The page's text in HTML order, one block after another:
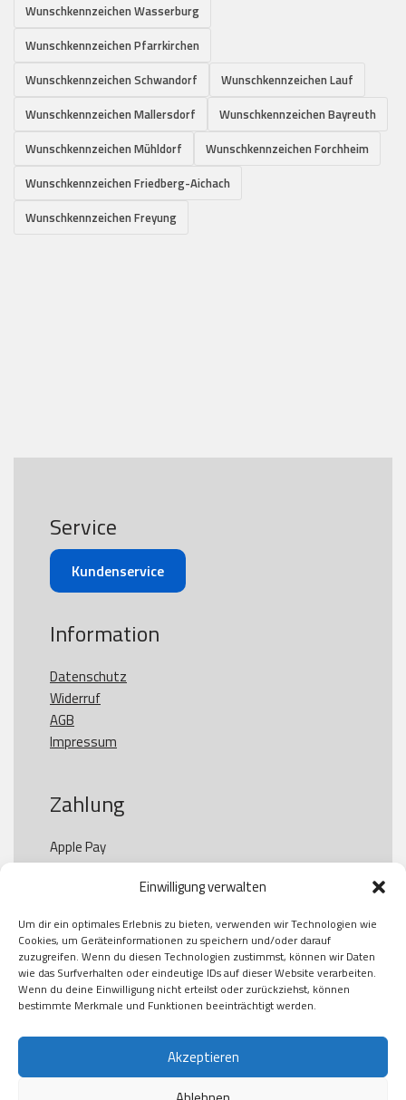
Einwilligung verwalten
Um dir ein optimales Erlebnis zu bieten, verwenden wir Technologien wie
Cookies, um Geräteinformationen zu speichern und/oder darauf
zuzugreifen. Wenn du diesen Technologien zustimmst, können wir Daten
wie das Surfverhalten oder eindeutige IDs auf dieser Website verarbeiten.
Wenn du deine Einwilligung nicht erteilst oder zurückziehst, können
bestimmte Merkmale und Funktionen beeinträchtigt werden.
Akzeptieren
Wunschkennzeichen Wasserburg
Wunschkennzeichen Pfarrkirchen
Wunschkennzeichen Schwandorf
Wunschkennzeichen Lauf
Wunschkennzeichen Mallersdorf
Wunschkennzeichen Bayreuth
Wunschkennzeichen Mühldorf
Wunschkennzeichen Forchheim
Wunschkennzeichen Friedberg-Aichach
Wunschkennzeichen Freyung
Service
Kundenservice
Information
Datenschutz
Widerruf
AGB
Impressum
Zahlung
Apple Pay
Paypal
Kauf auf Rechung
Klarna
American Express